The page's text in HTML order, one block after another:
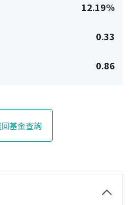
12.19%
0.33
0.86
基金查詢